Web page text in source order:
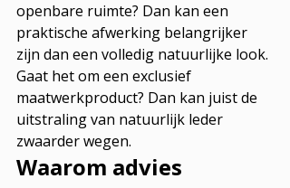
openbare ruimte? Dan kan een
praktische afwerking belangrijker
zijn dan een volledig natuurlijke look.
Gaat het om een exclusief
maatwerkproduct? Dan kan juist de
uitstraling van natuurlijk leder
zwaarder wegen.
Waarom advies